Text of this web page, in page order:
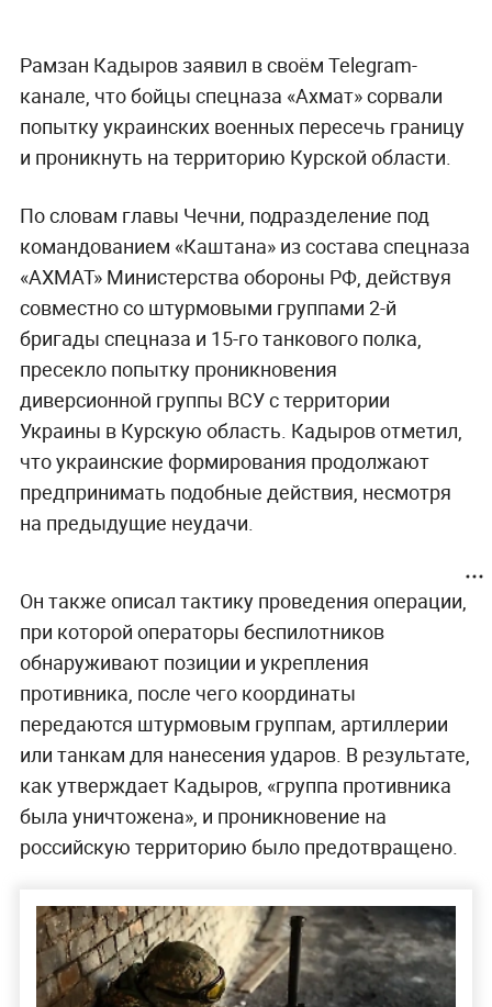
Рамзан Кадыров заявил в своём Telegram-
канале, что бойцы спецназа «Ахмат» сорвали
попытку украинских военных пересечь границу
и проникнуть на территорию Курской области.
По словам главы Чечни, подразделение под
командованием «Каштана» из состава спецназа
«АХМАТ» Министерства обороны РФ, действуя
совместно со штурмовыми группами 2-й
бригады спецназа и 15-го танкового полка,
пресекло попытку проникновения
диверсионной группы ВСУ с территории
Украины в Курскую область. Кадыров отметил,
что украинские формирования продолжают
предпринимать подобные действия, несмотря
на предыдущие неудачи.
Он также описал тактику проведения операции,
при которой операторы беспилотников
обнаруживают позиции и укрепления
противника, после чего координаты
передаются штурмовым группам, артиллерии
или танкам для нанесения ударов. В результате,
как утверждает Кадыров, «группа противника
была уничтожена», и проникновение на
российскую территорию было предотвращено.